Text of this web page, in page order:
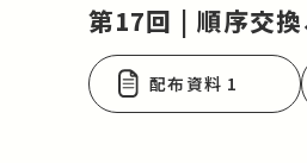
第17回 | 順序交換
配布資料 1